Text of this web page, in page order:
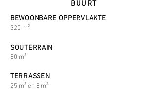
BUURT
BEWOONBARE OPPERVLAKTE
320 m²
SOUTERRAIN
80 m²
TERRASSEN
25 m² en 8 m²